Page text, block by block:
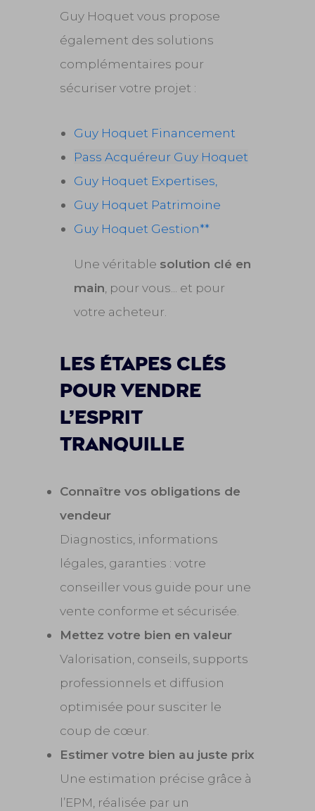
Guy Hoquet vous propose
également des solutions
complémentaires pour
sécuriser votre projet :
Guy Hoquet Financement
Pass Acquéreur Guy Hoquet
Guy Hoquet Expertises,
Guy Hoquet Patrimoine
Guy Hoquet Gestion**
Une véritable solution clé en
main , pour vous... et pour
votre acheteur.
les étapes clés
pour vendre
l’esprit
tranquille
Connaître vos obligations de
vendeur
Diagnostics, informations
légales, garanties : votre
conseiller vous guide pour une
vente conforme et sécurisée.
Mettez votre bien en valeur
Valorisation, conseils, supports
professionnels et diffusion
optimisée pour susciter le
coup de cœur.
Estimer votre bien au juste prix
Une estimation précise grâce à
l’EPM, réalisée par un